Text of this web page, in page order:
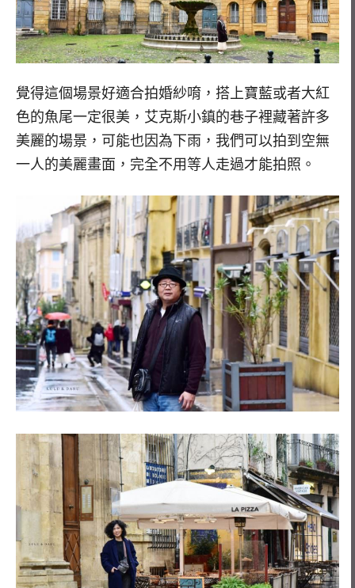
覺得這個場景好適合拍婚紗唷，搭上寶藍或者大紅
色的魚尾一定很美，艾克斯小鎮的巷子裡藏著許多
美麗的場景，可能也因為下雨，我們可以拍到空無
一人的美麗畫面，完全不用等人走過才能拍照。